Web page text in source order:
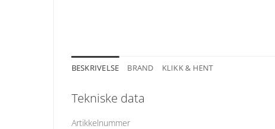
BESKRIVELSE BRAND KLIKK & HENT
Tekniske data
Artikkelnummer